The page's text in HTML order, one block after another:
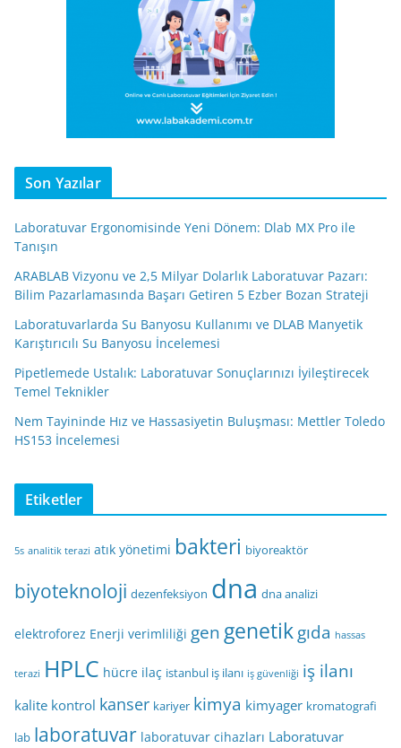
Son Yazılar
Laboratuvar Ergonomisinde Yeni Dönem: Dlab MX Pro ile
Tanışın
ARABLAB Vizyonu ve 2,5 Milyar Dolarlık Laboratuvar Pazarı:
Bilim Pazarlamasında Başarı Getiren 5 Ezber Bozan Strateji
Laboratuvarlarda Su Banyosu Kullanımı ve DLAB Manyetik
Karıştırıcılı Su Banyosu İncelemesi
Pipetlemede Ustalık: Laboratuvar Sonuçlarınızı İyileştirecek
Temel Teknikler
Nem Tayininde Hız ve Hassasiyetin Buluşması: Mettler Toledo
HS153 İncelemesi
Etiketler
5s analitik terazi atık yönetimi bakteri biyoreaktör
biyoteknoloji dezenfeksiyon dna dna analizi
elektroforez Enerji verimliliği gen genetikgıda hassas
terazi HPLC hücre ilaç istanbul iş ilanı iş güvenliği iş ilanı
kalite kontrol kanser kariyer kimya kimyager kromatografi
lab laboratuvar laboratuvar cihazları Laboratuvar